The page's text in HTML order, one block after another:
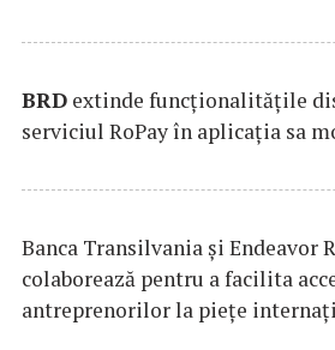
BRD extinde funcţionalităţile
serviciul RoPay în aplicaţia sa
Banca Transilvania şi Endeavor
colaborează pentru a facilita
antreprenorilor la pieţe